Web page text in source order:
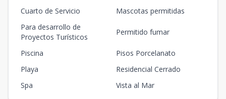
Cuarto de Servicio
Mascotas permitidas
Para desarrollo de
Proyectos Turísticos
Permitido fumar
Piscina
Pisos Porcelanato
Playa
Residencial Cerrado
Spa
Vista al Mar